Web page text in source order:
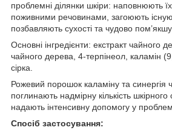
проблемні ділянки шкіри: наповнюють
поживними речовинами, загоюють
позбавляють сухості та чудово
Основні інгредієнти: екстракт чайного
чайного дерева, 4-терпінеол, каламін
сірка.
Рожевий порошок каламіну та синергія
поглинають надмірну кількість
надають інтенсивну допомогу у
Спосіб застосування: